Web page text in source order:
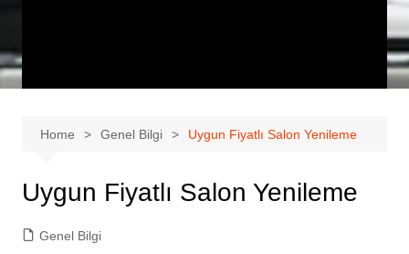
Home Genel Bilgi Uygun Fiyatlı Salon Yenileme
Uygun Fiyatlı Salon Yenileme
Genel Bilgi